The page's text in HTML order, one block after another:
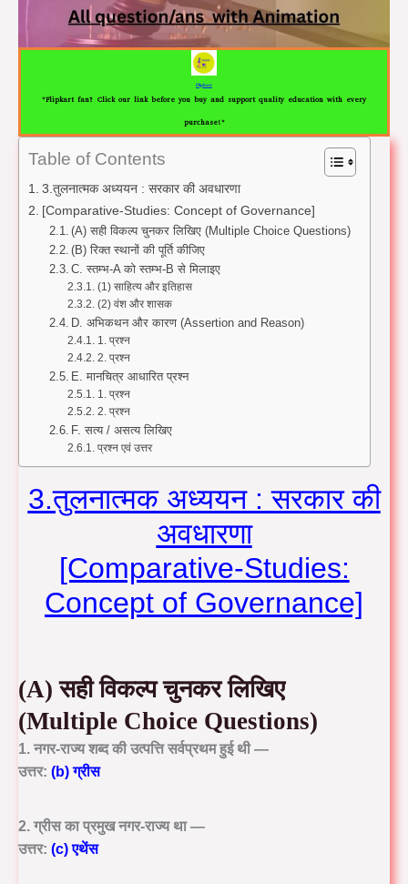
Flipkart
"Flipkart fan? Click our link before you buy and support quality education with every
purchase!"
Table of Contents
3.तुलनात्मक अध्ययन : सरकार की अवधारणा
[Comparative-Studies: Concept of Governance]
(A) सही विकल्प चुनकर लिखिए (Multiple Choice Questions)
(B) रिक्त स्थानों की पूर्ति कीजिए
C. स्तम्भ-A को स्तम्भ-B से मिलाइए
(1) साहित्य और इतिहास
(2) वंश और शासक
D. अभिकथन और कारण (Assertion and Reason)
1. प्रश्न
2. प्रश्न
E. मानचित्र आधारित प्रश्न
1. प्रश्न
2. प्रश्न
F. सत्य / असत्य लिखिए
प्रश्न एवं उत्तर
3.तुलनात्मक अध्ययन : सरकार की
अवधारणा
[Comparative-Studies:
Concept of Governance]
(A) सही विकल्प चुनकर लिखिए
(Multiple Choice Questions)
1. नगर-राज्य शब्द की उत्पत्ति सर्वप्रथम हुई थी —
उत्तर: (b) ग्रीस
2. ग्रीस का प्रमुख नगर-राज्य था —
उत्तर: (c) एथेंस